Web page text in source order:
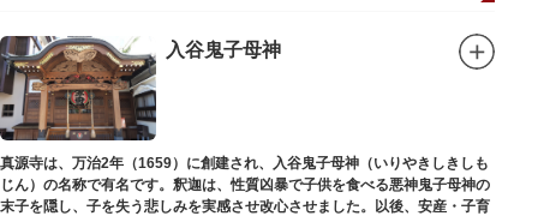
入谷鬼子母神
真源寺は、万治2年（1659）に創建され、入谷鬼子母神（いりやきしきしも
じん）の名称で有名です。釈迦は、性質凶暴で子供を食べる悪神鬼子母神の
末子を隠し、子を失う悲しみを実感させ改心させました。以後、安産・子育